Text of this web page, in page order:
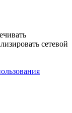
сетевой